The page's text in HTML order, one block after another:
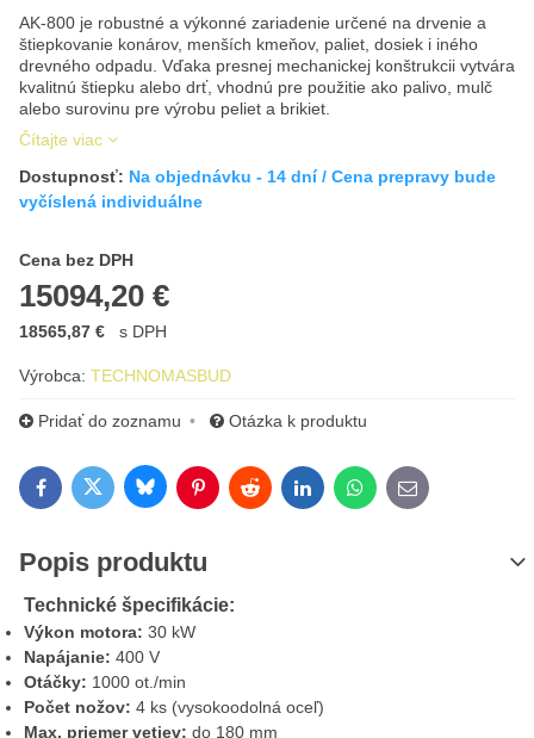
AK‑800 je robustné a výkonné zariadenie určené na drvenie a
štiepkovanie konárov, menších kmeňov, paliet, dosiek i iného
drevného odpadu. Vďaka presnej mechanickej konštrukcii vytvára
kvalitnú štiepku alebo drť, vhodnú pre použitie ako palivo, mulč
alebo surovinu pre výrobu peliet a brikiet.
Čítajte viac
Dostupnosť: Na objednávku - 14 dní / Cena prepravy bude
vyčíslená individuálne
Cena bez DPH
15094,20 €
Cena s DPH
18565,87 € s DPH
Výrobca: TECHNOMASBUD
Pridať do zoznamu Otázka k produktu
FacebookTwitterBlueskyPinterestRedditLinkedInWhatsApp
E-mail
Popis produktu
Technické špecifikácie:
Výkon motora: 30 kW
Napájanie: 400 V
Otáčky: 1000 ot./min
Počet nožov: 4 ks (vysokoodolná oceľ)
Max. priemer vetiev: do 180 mm